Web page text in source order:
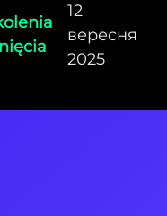
12
вересня
2025